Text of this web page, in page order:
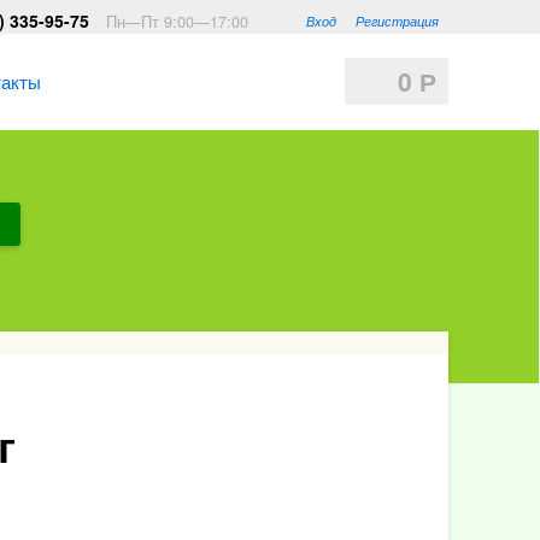
Вход Регистрация
335-95-75 Пн—Пт 9:00—17:00
0 Р